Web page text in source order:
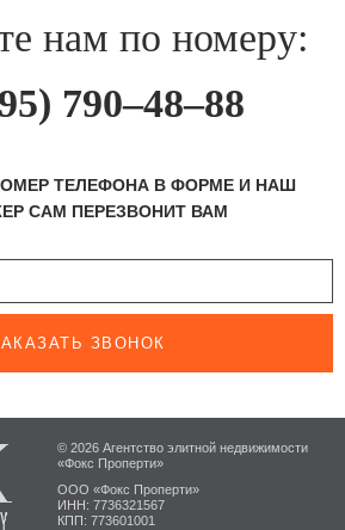
нам по номеру:
790–48–88
ТЕЛЕФОНА В ФОРМЕ И НАШ
САМ ПЕРЕЗВОНИТ ВАМ
ЗВОНОК
© 2026 Агентство элитной недвижимости
«Фокс Проперти»
ООО «Фокс Проперти»
ИНН: 7736321567
КПП: 773601001